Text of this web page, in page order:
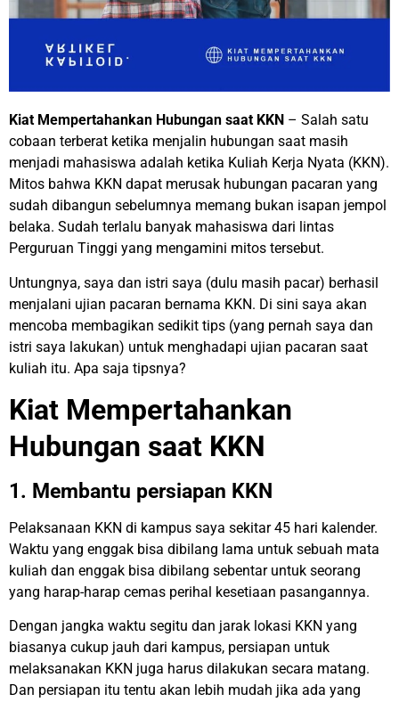
Kiat Mempertahankan Hubungan saat KKN – Salah satu
cobaan terberat ketika menjalin hubungan saat masih
menjadi mahasiswa adalah ketika Kuliah Kerja Nyata (KKN).
Mitos bahwa KKN dapat merusak hubungan pacaran yang
sudah dibangun sebelumnya memang bukan isapan jempol
belaka. Sudah terlalu banyak mahasiswa dari lintas
Perguruan Tinggi yang mengamini mitos tersebut.
Untungnya, saya dan istri saya (dulu masih pacar) berhasil
menjalani ujian pacaran bernama KKN. Di sini saya akan
mencoba membagikan sedikit tips (yang pernah saya dan
istri saya lakukan) untuk menghadapi ujian pacaran saat
kuliah itu. Apa saja tipsnya?
Kiat Mempertahankan
Hubungan saat KKN
1. Membantu persiapan KKN
Pelaksanaan KKN di kampus saya sekitar 45 hari kalender.
Waktu yang enggak bisa dibilang lama untuk sebuah mata
kuliah dan enggak bisa dibilang sebentar untuk seorang
yang harap-harap cemas perihal kesetiaan pasangannya.
Dengan jangka waktu segitu dan jarak lokasi KKN yang
biasanya cukup jauh dari kampus, persiapan untuk
melaksanakan KKN juga harus dilakukan secara matang.
Dan persiapan itu tentu akan lebih mudah jika ada yang